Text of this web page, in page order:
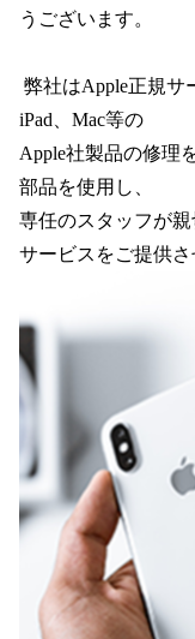
うございます。
iPad、Mac等の
Apple社製品の修理
部品を使用し、
専任のスタッフが
サービスをご提供さ